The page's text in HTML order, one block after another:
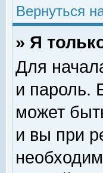
Вернуться
» Я
Для
и пароль.
может
и вы при